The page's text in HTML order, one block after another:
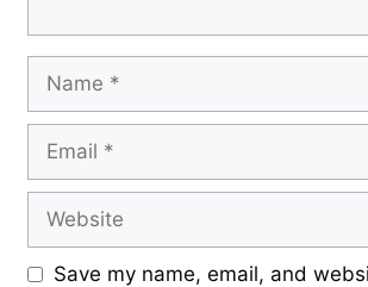
Save my name, email, and